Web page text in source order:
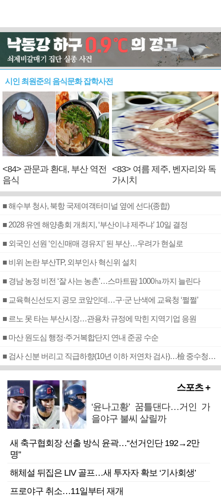
시인 최원준의 음식문화 잡학사전
<84> 관문과 환대, 부산 역전
음식
<83> 여름 제주, 벤자리와 독
가시치
■ 해수부 청사, 북항 국제여객터미널 옆에 선다(종합)
■ 2028 유엔 해양총회 개최지, ‘부산이냐 제주냐’ 10일 결정
■ 외국인 선원 ‘인신매매 경유지’ 된 부산…우려가 현실로
■ 비위 논란 부산TP, 외부인사 혁신위 설치
■ 경남 농정 비전 ‘잘 사는 농촌’…스마트팜 1000㏊까지 늘린다
■ 교육혁신선도지 공모 코앞인데…구·군 난색에 교육청 ‘쩔쩔’
■ 르노 못 타는 부산시장…관용차 규정에 막힌 지역기업 응원
■ 마산 원도심 행정·주거복합단지 연내 준공 수순
■ 검사 신분 버리고 직급하향(10년 이하 저연차 검사)…檢 중수청행 기피
스포츠 +
‘윤나고황’ 꿈틀댄다…거인 가
을야구 불씨 살릴까
새 축구협회장 선출 방식 윤곽…“선거인단 192→2만
명”
해체설 뒤집은 LIV 골프…새 투자자 확보 ‘기사회생’
프로야구 취소…11일부터 재개